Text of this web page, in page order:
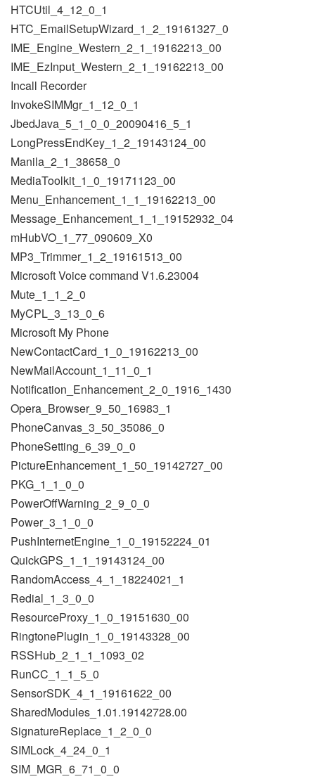
HTCUtil_4_12_0_1
HTC_EmailSetupWizard_1_2_19161327_0
IME_Engine_Western_2_1_19162213_00
IME_EzInput_Western_2_1_19162213_00
Incall Recorder
InvokeSIMMgr_1_12_0_1
JbedJava_5_1_0_0_20090416_5_1
LongPressEndKey_1_2_19143124_00
Manila_2_1_38658_0
MediaToolkit_1_0_19171123_00
Menu_Enhancement_1_1_19162213_00
Message_Enhancement_1_1_19152932_04
mHubVO_1_77_090609_X0
MP3_Trimmer_1_2_19161513_00
Microsoft Voice command V1.6.23004
Mute_1_1_2_0
MyCPL_3_13_0_6
Microsoft My Phone
NewContactCard_1_0_19162213_00
NewMailAccount_1_11_0_1
Notification_Enhancement_2_0_1916_1430
Opera_Browser_9_50_16983_1
PhoneCanvas_3_50_35086_0
PhoneSetting_6_39_0_0
PictureEnhancement_1_50_19142727_00
PKG_1_1_0_0
PowerOffWarning_2_9_0_0
Power_3_1_0_0
PushInternetEngine_1_0_19152224_01
QuickGPS_1_1_19143124_00
RandomAccess_4_1_18224021_1
Redial_1_3_0_0
ResourceProxy_1_0_19151630_00
RingtonePlugin_1_0_19143328_00
RSSHub_2_1_1_1093_02
RunCC_1_1_5_0
SensorSDK_4_1_19161622_00
SharedModules_1.01.19142728.00
SignatureReplace_1_2_0_0
SIMLock_4_24_0_1
SIM_MGR_6_71_0_0